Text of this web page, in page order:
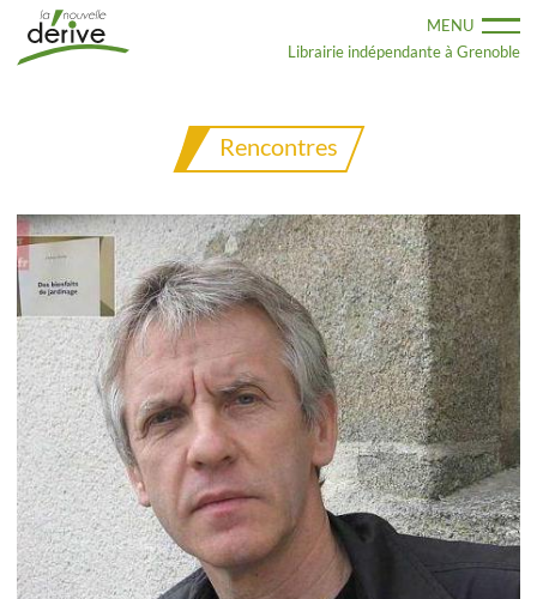
contenu
principal
Librairie indépendante à Grenoble
MENU
Rencontres